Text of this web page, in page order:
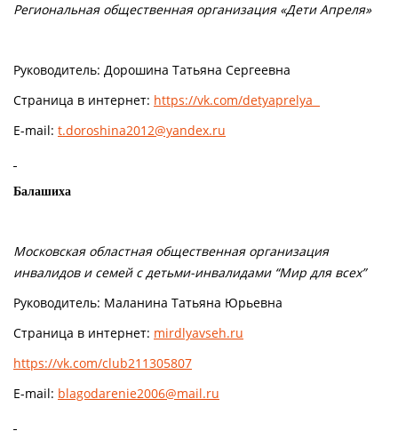
Региональная общественная организация «Дети Апреля»
Руководитель: Дорошина Татьяна Сергеевна
Страница в интернет: https://vk.com/detyaprelya
E-mail: t.doroshina2012@yandex.ru
Балашиха
Московская областная общественная организация
инвалидов и семей с детьми-инвалидами “Мир для всех”
Руководитель: Маланина Татьяна Юрьевна
Страница в интернет: mirdlyavseh.ru
https://vk.com/club211305807
E-mail: blagodarenie2006@mail.ru